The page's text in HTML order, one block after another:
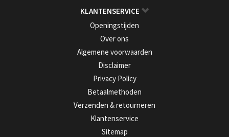
KLANTENSERVICE
Openingstijden
Over ons
Algemene voorwaarden
Disclaimer
Privacy Policy
Betaalmethoden
Verzenden & retourneren
Klantenservice
Sitemap